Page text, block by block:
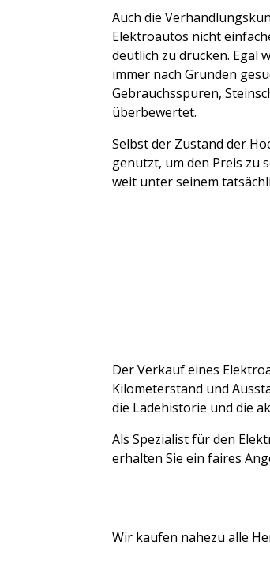
Auch die
Elektroautos nicht
deutlich zu drücken. Egal
immer nach Gründen
Gebrauchsspuren,
überbewertet.
Selbst der Zustand der
genutzt, um den Preis zu
weit unter seinem
Der Verkauf eines
Kilometerstand und
die Ladehistorie und die
Als Spezialist für den
erhalten Sie ein faires
Wir kaufen nahezu alle